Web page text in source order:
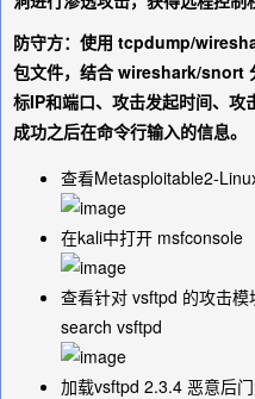
防守方：使用 tcpdump/
包文件，结合 wireshark/snort
标IP和端口、攻击发起时间、
成功之后在命令行输入的信息。
查看Metasploitable2-
在kali中打开 msfconsole
查看针对 vsftpd 的攻击模
search vsftpd
加载vsftpd 2.3.4 恶意后